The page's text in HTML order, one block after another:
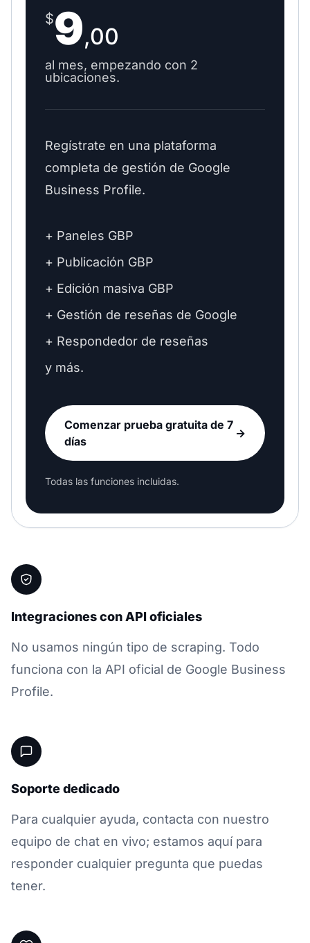
$9,00
al mes, empezando con 2
ubicaciones.
Regístrate en una plataforma
completa de gestión de Google
Business Profile.
+ Paneles GBP
+ Publicación GBP
+ Edición masiva GBP
+ Gestión de reseñas de Google
+ Respondedor de reseñas
y más.
Comenzar prueba gratuita de 7
días
→
Todas las funciones incluidas.
Integraciones con API oficiales
No usamos ningún tipo de scraping. Todo
funciona con la API oficial de Google Business
Profile.
Soporte dedicado
Para cualquier ayuda, contacta con nuestro
equipo de chat en vivo; estamos aquí para
responder cualquier pregunta que puedas
tener.